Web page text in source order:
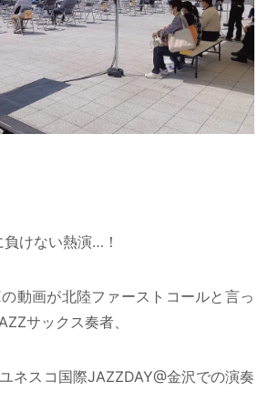
けない熱演…！
動画が北陸ファーストコールと言っ
サックス奏者、
ネスコ国際JAZZDAY@金沢での演奏